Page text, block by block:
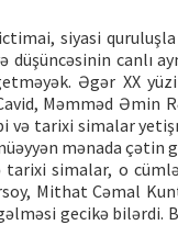
siyasi
canlı
Əgər XX
Məmməd Əmin
və tarixi simalar
mənada çətin
tarixi simalar, o
Mithat Cəmal
gecikə bilərdi.